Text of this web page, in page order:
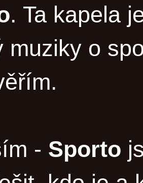
. Ta kapela
muziky o
- Sporto